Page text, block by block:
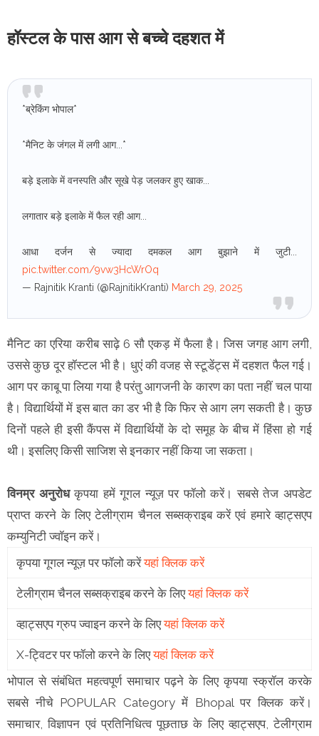
हॉस्टल के पास आग से बच्चे दहशत में
*ब्रेकिंग भोपाल*
*मैनिट के जंगल में लगी आग...*
बड़े इलाके में वनस्पति और सूखे पेड़ जलकर हुए खाक...
लगातार बड़े इलाके में फैल रही आग...
आधा दर्जन से ज्यादा दमकल आग बुझाने में जुटी...
pic.twitter.com/9vw3HcWrOq
— Rajnitik Kranti (@RajnitikKranti) March 29, 2025
मैनिट का एरिया करीब साढ़े 6 सौ एकड़ में फैला है। जिस जगह आग लगी,
उससे कुछ दूर हॉस्टल भी है। धुएं की वजह से स्टूडेंट्स में दहशत फैल गई।
आग पर काबू पा लिया गया है परंतु आगजनी के कारण का पता नहीं चल पाया
है। विद्यार्थियों में इस बात का डर भी है कि फिर से आग लग सकती है। कुछ
दिनों पहले ही इसी कैंपस में विद्यार्थियों के दो समूह के बीच में हिंसा हो गई
थी। इसलिए किसी साजिश से इनकार नहीं किया जा सकता।
विनम्र अनुरोधकृपया हमें गूगल न्यूज़ पर फॉलो करें। सबसे तेज अपडेट
प्राप्त करने के लिए टेलीग्राम चैनल सब्सक्राइब करें एवं हमारे व्हाट्सएप
कम्युनिटी ज्वॉइन करें।
कृपया गूगल न्यूज़ पर फॉलो करेंयहां क्लिक करें
टेलीग्राम चैनल सब्सक्राइब करने के लिएयहां क्लिक करें
व्हाट्सएप ग्रुप ज्वाइन करने के लिएयहां क्लिक करें
X-ट्विटर पर फॉलो करने के लिएयहां क्लिक करें
भोपाल से संबंधित महत्वपूर्ण समाचार पढ़ने के लिए कृपया स्क्रॉल करके
सबसे नीचे POPULAR Category में Bhopal पर क्लिक करें।
समाचार, विज्ञापन एवं प्रतिनिधित्व पूछताछ के लिए व्हाट्सएप, टेलीग्राम